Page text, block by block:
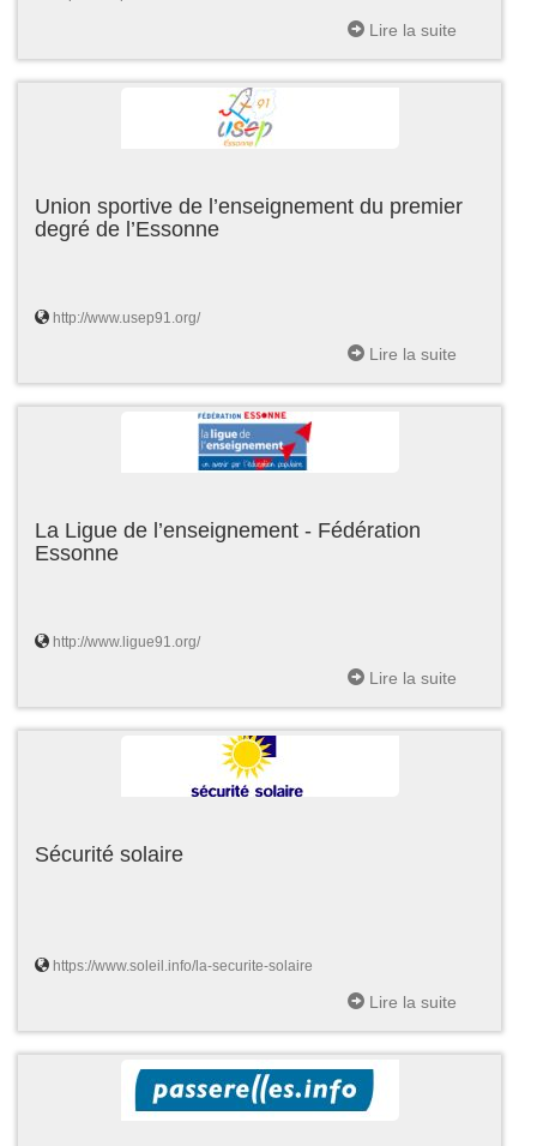
Lire la suite
Union sportive de l’enseignement du premier
degré de l’Essonne
http://www.usep91.org/
Lire la suite
La Ligue de l’enseignement - Fédération
Essonne
http://www.ligue91.org/
Lire la suite
Sécurité solaire
https://www.soleil.info/la-securite-solaire
Lire la suite